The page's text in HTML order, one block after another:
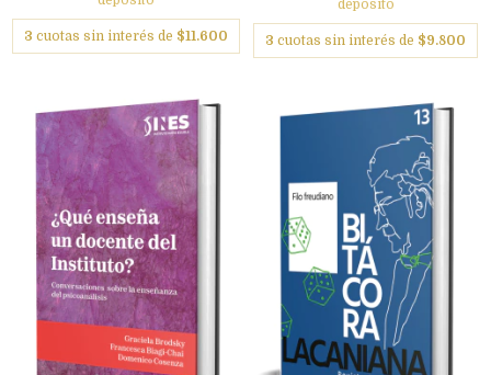
3 cuotas sin interés de $11.600
depósito
3 cuotas sin interés de $9.800